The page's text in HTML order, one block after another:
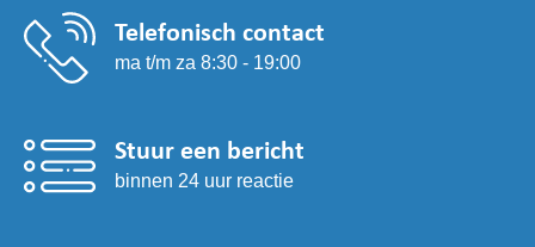
Telefonisch contact
ma t/m za 8:30 - 19:00
Stuur een bericht
binnen 24 uur reactie